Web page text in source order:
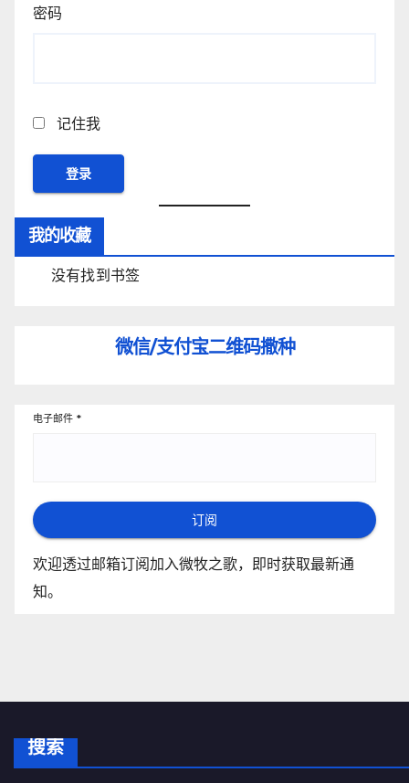
密码
记住我
我的收藏
没有找到书签
微信/支付宝二维码撒种
电子邮件 *
订阅
欢迎透过邮箱订阅加入微牧之歌，即时获取最新通
知。
搜索